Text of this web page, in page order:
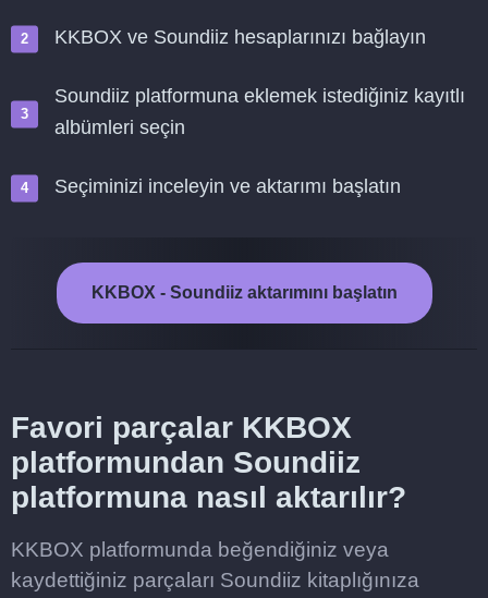
KKBOX ve Soundiiz hesaplarınızı bağlayın
Soundiiz platformuna eklemek istediğiniz kayıtlı
albümleri seçin
Seçiminizi inceleyin ve aktarımı başlatın
KKBOX - Soundiiz aktarımını başlatın
Favori parçalar KKBOX
platformundan Soundiiz
platformuna nasıl aktarılır?
KKBOX platformunda beğendiğiniz veya
kaydettiğiniz parçaları Soundiiz kitaplığınıza